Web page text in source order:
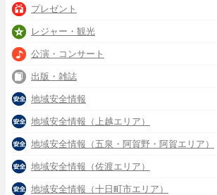
プレゼント
レジャー・観光
公演・コンサート
出版・雑誌
地域安全情報
地域安全情報（上越エリア）
地域安全情報（五泉・阿賀野・阿賀エリア）
地域安全情報（佐渡エリア）
地域安全情報（十日町市エリア）